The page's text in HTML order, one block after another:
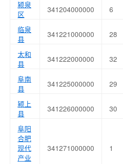
颍泉
区
341204000000 6
临泉
县
341221000000 28
太和
县
341222000000 32
阜南
县
341225000000 29
颍上
县
341226000000 30
阜阳
合肥
现代
产业
341271000000 1